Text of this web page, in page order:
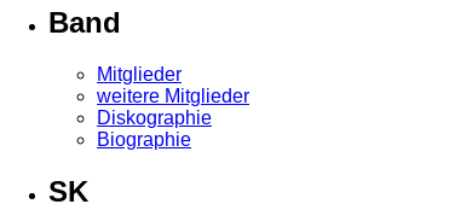
Band
Mitglieder
weitere Mitglieder
Diskographie
Biographie
SK